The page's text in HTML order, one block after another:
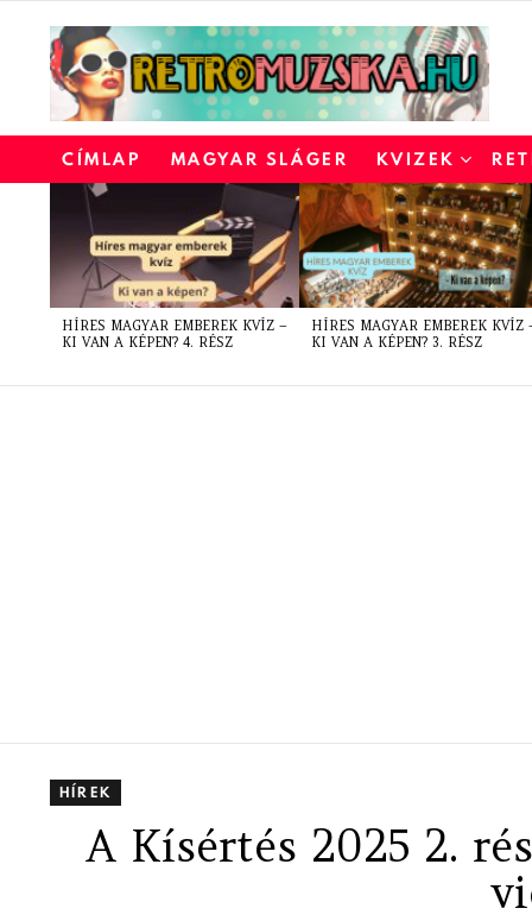
CÍMLAP MAGYAR SLÁGER KVIZEK
LATEST
STORIES
HÍRES MAGYAR EMBEREK KVÍZ –
KI VAN A KÉPEN? 4. RÉSZ
HÍRES MAGYAR EMBEREK KVÍZ
KI VAN A KÉPEN? 3. RÉSZ
HÍREK
A Kísértés 2025 2.